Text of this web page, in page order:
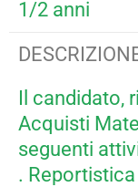
1/2 anni
Il candidato,
Acquisti
seguenti
.